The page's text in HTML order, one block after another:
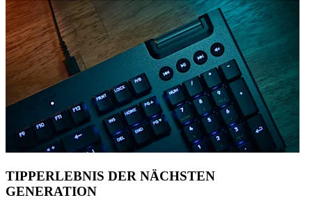
TIPPERLEBNIS DER NÄCHSTEN
GENERATION